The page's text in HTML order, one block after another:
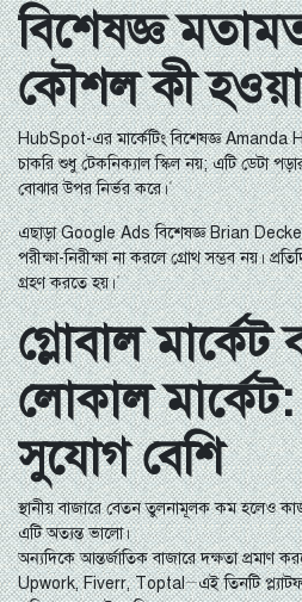
বিশেষজ্ঞ
কৌশল কী
HubSpot-এর মার্কেটিং বিশেষজ্ঞ Amanda
চাকরি শুধু টেকনিক্যাল স্কিল নয়; এটি ডেটা
বোঝার উপর নির্ভর করে।”
এছাড়া Google Ads বিশেষজ্ঞ Brian Decker
পরীক্ষা-নিরীক্ষা না করলে গ্রোথ সম্ভব নয়।
গ্রহণ করতে হয়।”
গ্লোবাল মার্কেট
লোকাল
সুযোগ বেশি
স্থানীয় বাজারে বেতন তুলনামূলক কম হলেও
এটি অত্যন্ত ভালো।
অন্যদিকে আন্তর্জাতিক বাজারে দক্ষতা প্রমাণ
Upwork, Fiverr, Toptal—এই তিনটি